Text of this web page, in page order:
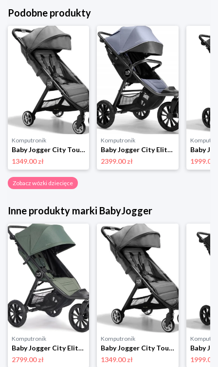
Podobne produkty
Komputronik
Baby Jogger City Tour 2 Shadow Grey 470848 BabyJogger
1349.00 zł
Komputronik
Baby Jogger City Elite 2 Commuter 2176165 szary BabyJogger
2399.00 zł
1999.00
Zobacz wózki dziecięce
Inne produkty marki BabyJogger
Komputronik
Baby Jogger City Elite 2 493437 Briar Green BabyJogger
2799.00 zł
Komputronik
Baby Jogger City Tour 2 Shadow Grey 470848 BabyJogger
1349.00 zł
1999.00